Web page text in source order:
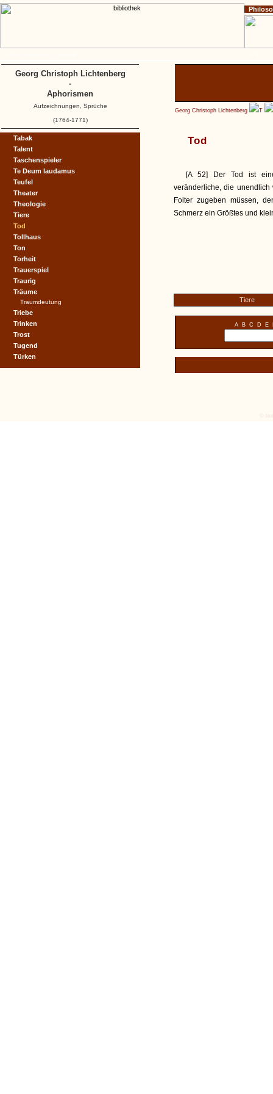
Georg Christoph Lichtenberg T
Tod
[A 52] Der Tod ist
veränderliche, die
Folter zugeben müssen,
Schmerz ein Größtes und
Tiere
A B C D E
Tabak
Talent
Taschenspieler
Te Deum laudamus
Teufel
Theater
Theologie
Tiere
Tod
Tollhaus
Ton
Torheit
Trauerspiel
Traurig
Träume
Traumdeutung
Triebe
Trinken
Trost
Tugend
Türken
Georg Christoph Lichtenberg
-
Aphorismen
Aufzeichnungen, Sprüche
(1764-1771)